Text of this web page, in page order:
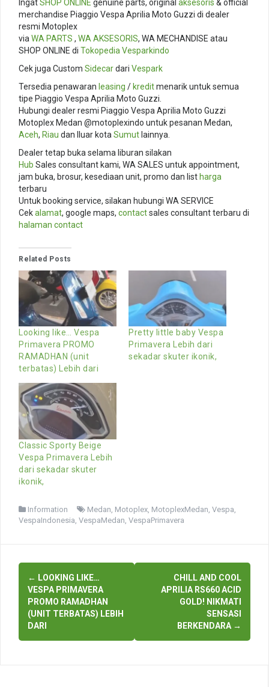
IngatSHOP ONLINE genuine parts, original aksesoris & official
merchandise Piaggio Vespa Aprilia Moto Guzzi di dealer
resmi Motoplex
viaWA PARTS , WA AKSESORIS, WA MECHANDISE atau
SHOP ONLINE di TokopediaVesparkindo
Cek juga Custom Sidecardari Vespark
Tersedia penawaran leasing / kreditmenarik untuk semua
tipe Piaggio Vespa Aprilia Moto Guzzi.
Hubungi dealer resmi Piaggio Vespa Aprilia Moto Guzzi
Motoplex Medan @motoplexindo untuk pesanan Medan,
Aceh, Riau dan lluar kotaSumut lainnya.
Dealer tetap buka selama liburan silakan
Hub Sales consultant kami, WA SALES untuk appointment,
jam buka, brosur, kesediaan unit, promo dan list harga
terbaru
Untuk booking service, silakan hubungi WA SERVICE
Cekalamat, google maps, contactsales consultant terbaru di
halaman contact
Related Posts
Looking like… Vespa
Primavera PROMO
RAMADHAN (unit
terbatas) Lebih dari
Pretty little baby Vespa
Primavera Lebih dari
sekadar skuter ikonik,
Classic Sporty Beige
Vespa Primavera Lebih
dari sekadar skuter
ikonik,
Information Medan Motoplex MotoplexMedan Vespa
VespaIndonesia VespaMedan VespaPrimavera
Post
navigation
← LOOKING LIKE…
VESPA PRIMAVERA
PROMO RAMADHAN
(UNIT TERBATAS) LEBIH
DARI
CHILL AND COOL
APRILIA RS660 ACID
GOLD! NIKMATI
SENSASI
BERKENDARA →